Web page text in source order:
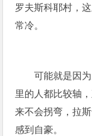
罗夫斯科耶村，
常冷。
可能就是因
里的人都比较轴
来不会拐弯，拉
感到自豪。